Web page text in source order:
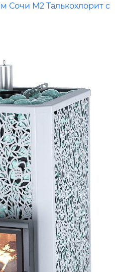
Сочи М2 Талькохлорит с